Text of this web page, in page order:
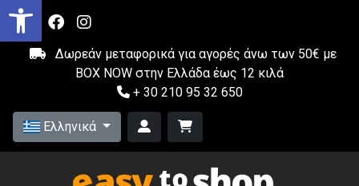
Δωρεάν μεταφορικά για αγορές άνω των 50€ με
BOX NOW στην Ελλάδα έως 12 κιλά
+ 30 210 95 32 650
Ελληνικά